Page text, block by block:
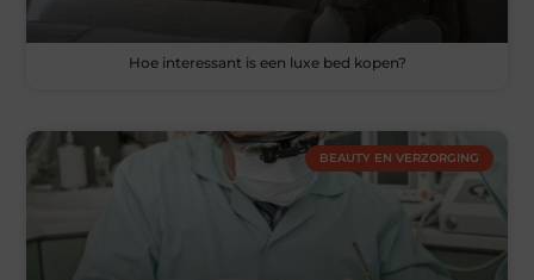
Hoe interessant is een luxe bed kopen?
BEAUTY EN VERZORGING